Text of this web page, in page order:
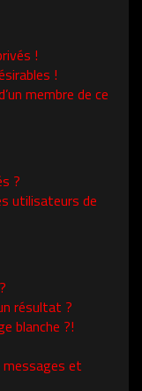
!
!
membre de ce
?
utilisateurs de
résultat ?
blanche ?!
et